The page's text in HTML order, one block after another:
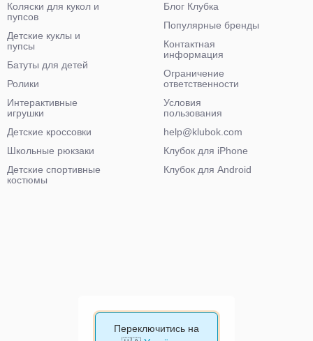
Коляски для кукол и
пупсов
Детские куклы и
пупсы
Батуты для детей
Ролики
Интерактивные
игрушки
Детские кроссовки
Школьные рюкзаки
Детские спортивные
костюмы
Блог Клубка
Популярные бренды
Контактная
информация
Ограничение
ответственности
Условия
пользования
help@klubok.com
Клубок для iPhone
Клубок для Android
Переключитись на